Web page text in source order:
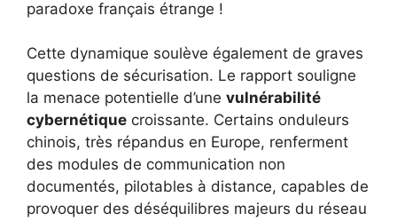
paradoxe français étrange !
Cette dynamique soulève également de graves
questions de sécurisation. Le rapport souligne
la menace potentielle d’une vulnérabilité
cybernétique croissante. Certains onduleurs
chinois, très répandus en Europe, renferment
des modules de communication non
documentés, pilotables à distance, capables de
provoquer des déséquilibres majeurs du réseau